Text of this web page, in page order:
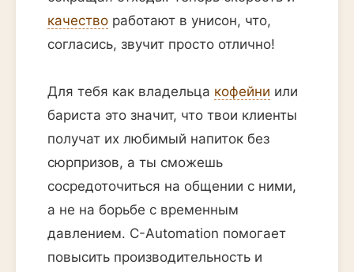
качество работают в унисон, что,
согласись, звучит просто отлично!
Для тебя как владельца кофейни или
бариста это значит, что твои клиенты
получат их любимый напиток без
сюрпризов, а ты сможешь
сосредоточиться на общении с ними,
а не на борьбе с временным
давлением. C-Automation помогает
повысить производительность и